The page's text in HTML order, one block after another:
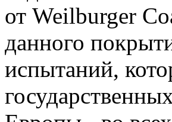
от Weilburger
данного
испытаний,